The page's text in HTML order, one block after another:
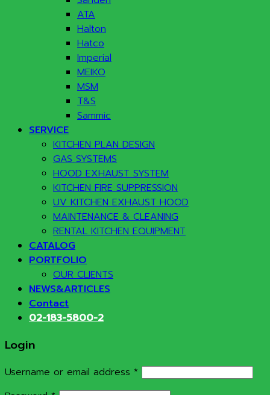
ATA
Halton
Hatco
Imperial
MEIKO
MSM
T&S
Sammic
SERVICE
KITCHEN PLAN DESIGN
GAS SYSTEMS
HOOD EXHAUST SYSTEM
KITCHEN FIRE SUPPRESSION
UV KITCHEN EXHAUST HOOD
MAINTENANCE & CLEANING
RENTAL KITCHEN EQUIPMENT
CATALOG
PORTFOLIO
OUR CLIENTS
NEWS&ARTICLES
Contact
02-183-5800-2
Login
Username or email address * Required